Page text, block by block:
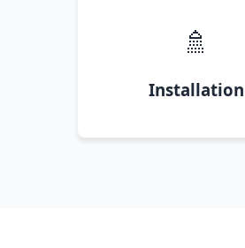
🚿
Installation